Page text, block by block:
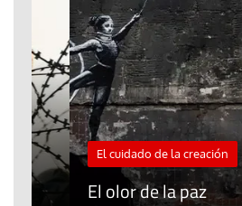
El cuidado de la creación
El olor de la paz